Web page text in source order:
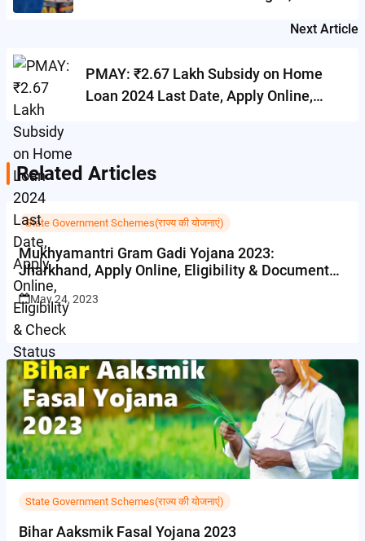
Next Article
PMAY: ₹2.67 Lakh Subsidy on Home
Loan 2024 Last Date, Apply Online,
Related Articles
State Government Schemes(राज्य की योजनाएं)
Mukhyamantri Gram Gadi Yojana 2023:
Jharkhand, Apply Online, Eligibility & Documents
List
May 24, 2023
State Government Schemes(राज्य की योजनाएं)
Bihar Aaksmik Fasal Yojana 2023